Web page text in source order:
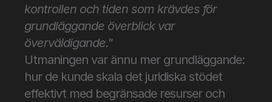
kontrollen och tiden som krävdes för
grundläggande överblick var
överväldigande."
Utmaningen var ännu mer grundläggande:
hur de kunde skala det juridiska stödet
effektivt med begränsade resurser och